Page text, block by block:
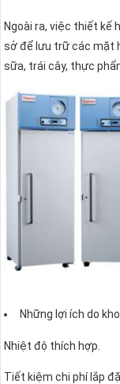
Ngoài ra, việc thiết kế
sở để lưu trữ các mặt
sữa, trái cây, thực
Những lợi ích do
Nhiệt độ thích hợp.
Tiết kiệm chi phí lắp